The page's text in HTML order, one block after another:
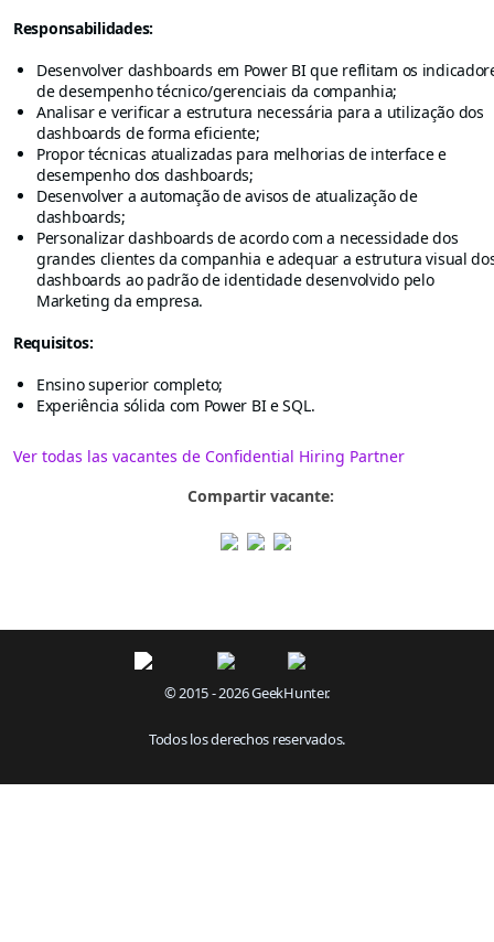
Responsabilidades:
Desenvolver dashboards em Power BI que reflitam os
de desempenho técnico/gerenciais da companhia;
Analisar e verificar a estrutura necessária para a utilização dos
dashboards de forma eficiente;
Propor técnicas atualizadas para melhorias de interface e
desempenho dos dashboards;
Desenvolver a automação de avisos de atualização de
dashboards;
Personalizar dashboards de acordo com a necessidade dos
grandes clientes da companhia e adequar a estrutura visual
dashboards ao padrão de identidade desenvolvido pelo
Marketing da empresa.
Requisitos:
Ensino superior completo;
Experiência sólida com Power BI e SQL.
Ver todas las vacantes de Confidential Hiring Partner
Compartir vacante:
© 2015 - 2026 GeekHunter.
Todos los derechos reservados.